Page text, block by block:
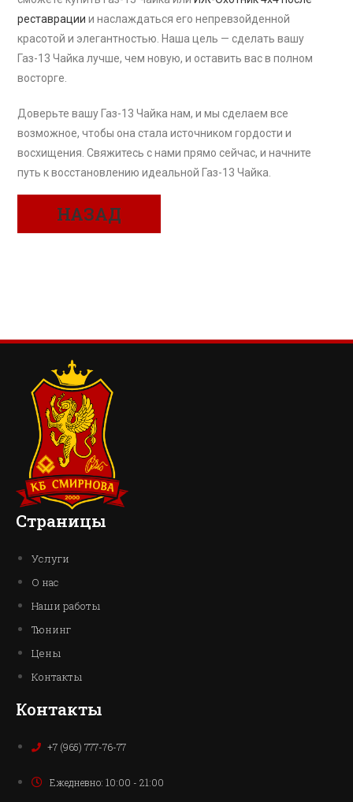
реставрации и наслаждаться его непревзойденной
красотой и элегантностью. Наша цель — сделать вашу
Газ-13 Чайка лучше, чем новую, и оставить вас в полном
восторге.
Доверьте вашу Газ-13 Чайка нам, и мы сделаем все
возможное, чтобы она стала источником гордости и
восхищения. Свяжитесь с нами прямо сейчас, и начните
путь к восстановлению идеальной Газ-13 Чайка.
НАЗАД
Страницы
Услуги
О нас
Наши работы
Тюнинг
Цены
Контакты
Контакты
+7 (965) 777-76-77
Ежедневно: 10:00 - 21:00